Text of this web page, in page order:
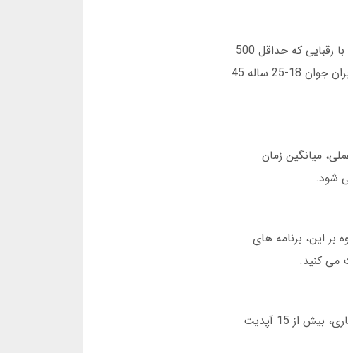
اپلیکیشن تخته نرد شرطی با حداقل سرمایه 30 هزار تومان، برای دانشجویان و نوجوانان جذاب است. در مقایسه با رقبایی که حداقل 500
هزار تومان مطالبه می کنند، این ویژگی دسترسی پذیری بالاتری ایجاد کرده. آمار دسامبر 2024 نشان می دهد کاربران جوان 18-25 ساله 45
عملی، میانگین زمان
درصدی دریافت می کنند. علاوه بر این، برنامه های
دانلود نسخه جدید اپلیکیشن تخته نرد شرطی 2025، باعث بهبود عملکرد و رفع آسیب پذیری ها شده. در سال جاری، بیش از 15 آپدیت